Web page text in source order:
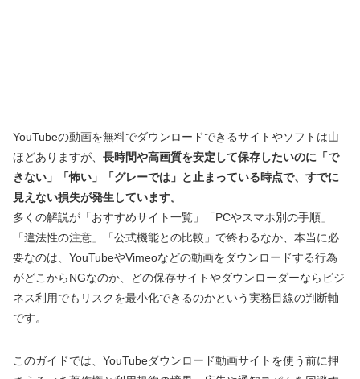
YouTubeの動画を無料でダウンロードできるサイトやソフトは山
ほどありますが、 長時間や高画質を安定して保存したいのに「で
きない」「怖い」「グレーでは」と止まっている時点で、すでに
見えない損失が発生しています。
多くの解説が「おすすめサイト一覧」「PCやスマホ別の手順」
「違法性の注意」「公式機能との比較」で終わるなか、本当に必
要なのは、YouTubeやVimeoなどの動画をダウンロードする行為
がどこからNGなのか、どの保存サイトやダウンローダーならビジ
ネス利用でもリスクを最小化できるのかという実務目線の判断軸
です。
このガイドでは、YouTubeダウンロード動画サイトを使う前に押